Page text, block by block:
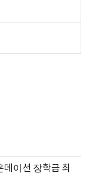
이션 장학금 최